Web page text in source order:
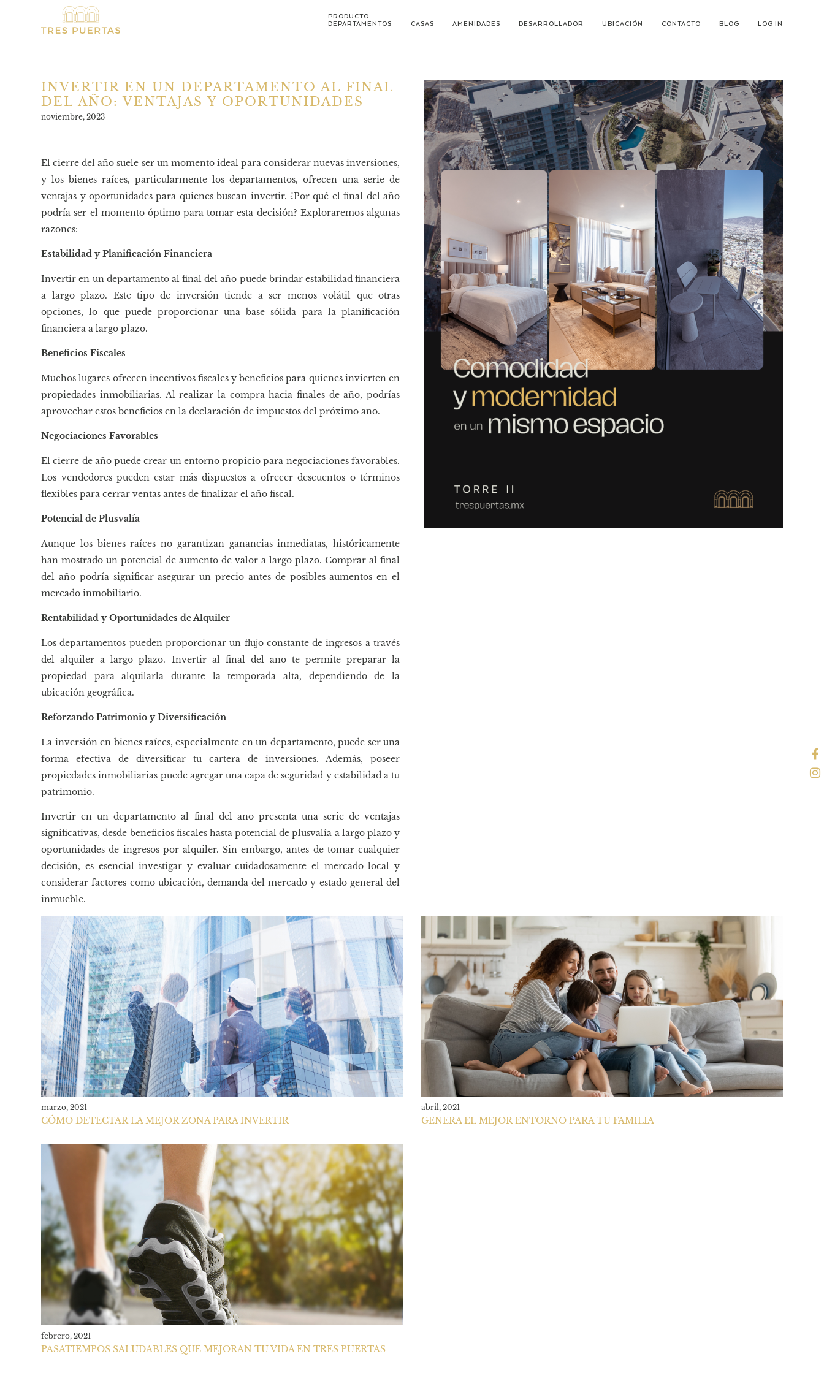
PRODUCTO
DEPARTAMENTOS
CASAS AMENIDADES DESARROLLADOR UBICACIÓN CONTACTO BLOG LOG IN
INVERTIR EN UN DEPARTAMENTO AL FINAL
DEL AÑO: VENTAJAS Y OPORTUNIDADES
noviembre, 2023
El cierre del año suele ser un momento ideal para considerar nuevas inversiones,
y los bienes raíces, particularmente los departamentos, ofrecen una serie de
ventajas y oportunidades para quienes buscan invertir. ¿Por qué el final del año
podría ser el momento óptimo para tomar esta decisión? Exploraremos algunas
razones:
Estabilidad y Planificación Financiera
Invertir en un departamento al final del año puede brindar estabilidad financiera
a largo plazo. Este tipo de inversión tiende a ser menos volátil que otras
opciones, lo que puede proporcionar una base sólida para la planificación
financiera a largo plazo.
Beneficios Fiscales
Muchos lugares ofrecen incentivos fiscales y beneficios para quienes invierten en
propiedades inmobiliarias. Al realizar la compra hacia finales de año, podrías
aprovechar estos beneficios en la declaración de impuestos del próximo año.
Negociaciones Favorables
El cierre de año puede crear un entorno propicio para negociaciones favorables.
Los vendedores pueden estar más dispuestos a ofrecer descuentos o términos
flexibles para cerrar ventas antes de finalizar el año fiscal.
Potencial de Plusvalía
Aunque los bienes raíces no garantizan ganancias inmediatas, históricamente
han mostrado un potencial de aumento de valor a largo plazo. Comprar al final
del año podría significar asegurar un precio antes de posibles aumentos en el
mercado inmobiliario.
Rentabilidad y Oportunidades de Alquiler
Los departamentos pueden proporcionar un flujo constante de ingresos a través
del alquiler a largo plazo. Invertir al final del año te permite preparar la
propiedad para alquilarla durante la temporada alta, dependiendo de la
ubicación geográfica.
Reforzando Patrimonio y Diversificación
La inversión en bienes raíces, especialmente en un departamento, puede ser una
forma efectiva de diversificar tu cartera de inversiones. Además, poseer
propiedades inmobiliarias puede agregar una capa de seguridad y estabilidad a tu
patrimonio.
Invertir en un departamento al final del año presenta una serie de ventajas
significativas, desde beneficios fiscales hasta potencial de plusvalía a largo plazo y
oportunidades de ingresos por alquiler. Sin embargo, antes de tomar cualquier
decisión, es esencial investigar y evaluar cuidadosamente el mercado local y
considerar factores como ubicación, demanda del mercado y estado general del
inmueble.
marzo, 2021
CÓMO DETECTAR LA MEJOR ZONA PARA INVERTIR
abril, 2021
GENERA EL MEJOR ENTORNO PARA TU FAMILIA
febrero, 2021
PASATIEMPOS SALUDABLES QUE MEJORAN TU VIDA EN TRES PUERTAS